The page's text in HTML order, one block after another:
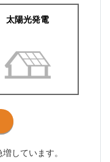
太陽光発電
しています。